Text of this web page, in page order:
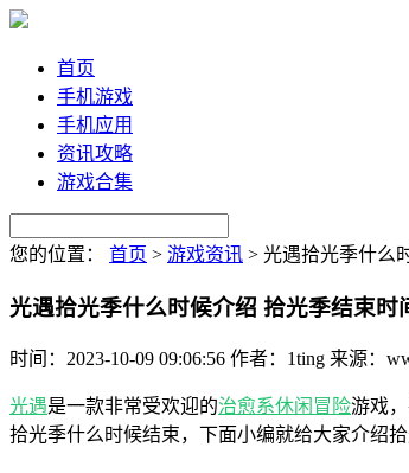
首页
手机游戏
手机应用
资讯攻略
游戏合集
您的位置： 首页 > 游戏资讯 > 光遇拾光季什么
光遇拾光季什么时候介绍 拾光季结束时
时间：2023-10-09 09:06:56 作者：1ting 来源：
光遇是一款非常受欢迎的治愈系休闲 冒险游戏
拾光季什么时候结束，下面小编就给大家介绍